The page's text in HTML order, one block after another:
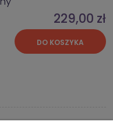
229,00 zł
DO KOSZYKA